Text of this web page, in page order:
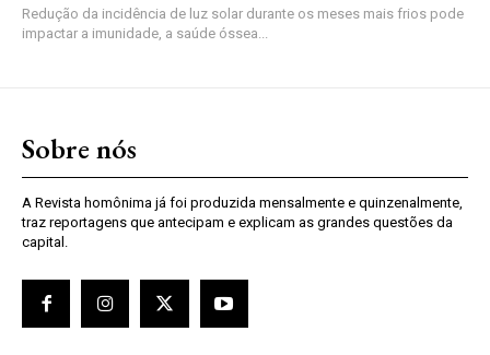
Redução da incidência de luz solar durante os meses mais frios pode
impactar a imunidade, a saúde óssea...
Sobre nós
A Revista homônima já foi produzida mensalmente e quinzenalmente,
traz reportagens que antecipam e explicam as grandes questões da
capital.